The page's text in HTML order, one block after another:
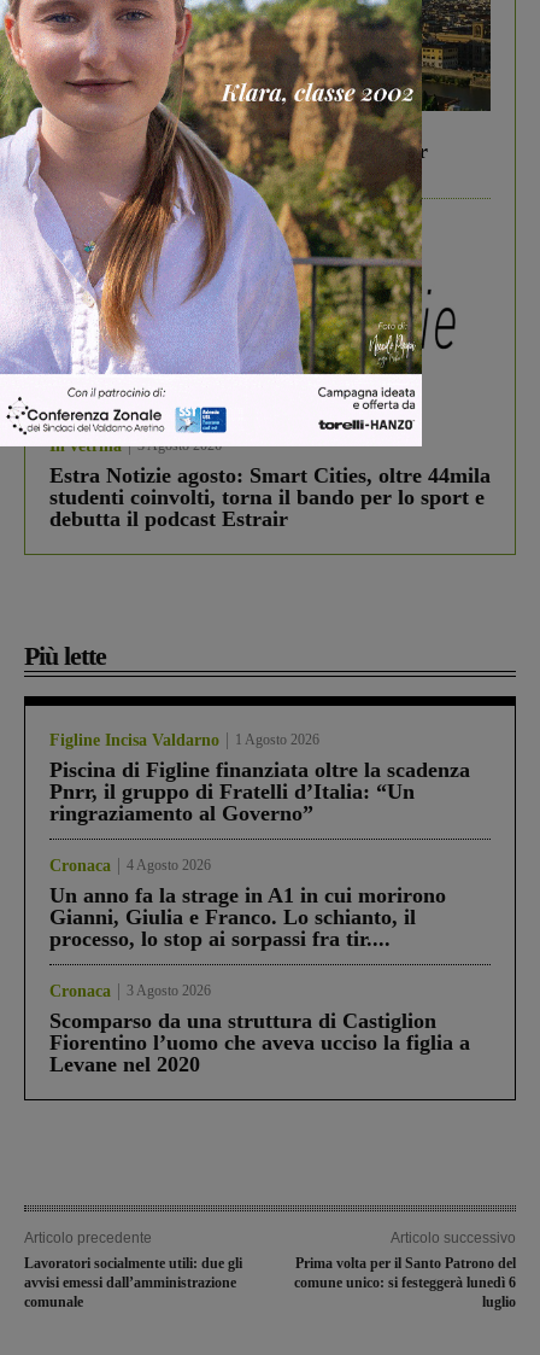
In vetrina 6 Agosto 2026
Gita di famiglia a Firenze: 5 idee per far
divertire i tuoi figli
In vetrina 3 Agosto 2026
Estra Notizie agosto: Smart Cities, oltre 44mila
studenti coinvolti, torna il bando per lo sport e
debutta il podcast Estrair
Più lette
Figline Incisa Valdarno 1 Agosto 2026
Piscina di Figline finanziata oltre la scadenza
Pnrr, il gruppo di Fratelli d’Italia: “Un
ringraziamento al Governo”
Cronaca 4 Agosto 2026
Un anno fa la strage in A1 in cui morirono
Gianni, Giulia e Franco. Lo schianto, il
processo, lo stop ai sorpassi fra tir....
Cronaca 3 Agosto 2026
Scomparso da una struttura di Castiglion
Fiorentino l’uomo che aveva ucciso la figlia a
Levane nel 2020
Articolo precedente
Lavoratori socialmente utili: due gli
avvisi emessi dall’amministrazione
comunale
Articolo successivo
Prima volta per il Santo Patrono del
comune unico: si festeggerà lunedì 6
luglio